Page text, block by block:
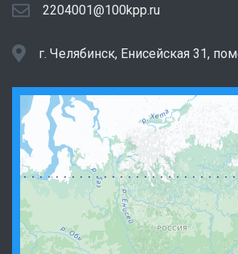
2204001@100kpp.ru
г. Челябинск, Енисейская 31,